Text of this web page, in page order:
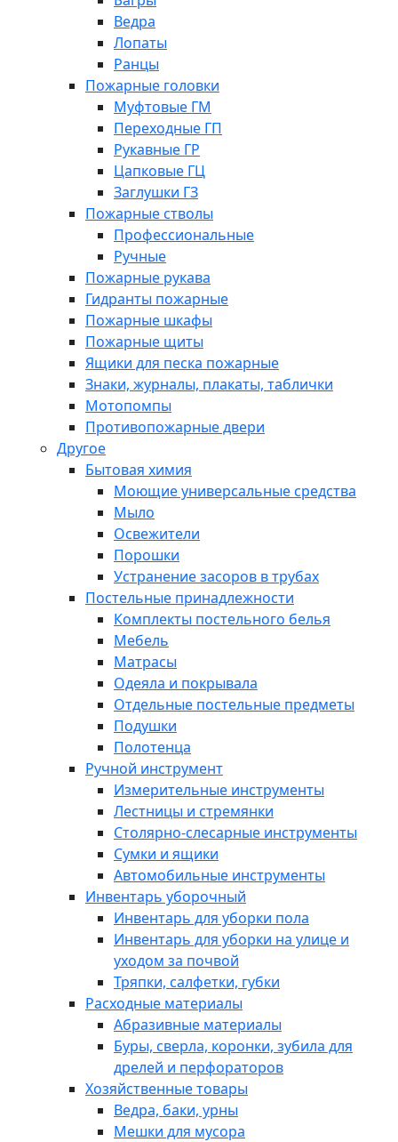
Ведра
Лопаты
Ранцы
Пожарные головки
Муфтовые ГМ
Переходные ГП
Рукавные ГР
Цапковые ГЦ
Заглушки ГЗ
Пожарные стволы
Профессиональные
Ручные
Пожарные рукава
Гидранты пожарные
Пожарные шкафы
Пожарные щиты
Ящики для песка пожарные
Знаки, журналы, плакаты, таблички
Мотопомпы
Противопожарные двери
Другое
Бытовая химия
Моющие универсальные средства
Мыло
Освежители
Порошки
Устранение засоров в трубах
Постельные принадлежности
Комплекты постельного белья
Мебель
Матрасы
Одеяла и покрывала
Отдельные постельные предметы
Подушки
Полотенца
Ручной инструмент
Измерительные инструменты
Лестницы и стремянки
Столярно-слесарные инструменты
Сумки и ящики
Автомобильные инструменты
Инвентарь уборочный
Инвентарь для уборки пола
Инвентарь для уборки на улице и
уходом за почвой
Тряпки, салфетки, губки
Расходные материалы
Абразивные материалы
Буры, сверла, коронки, зубила для
дрелей и перфораторов
Хозяйственные товары
Ведра, баки, урны
Мешки для мусора